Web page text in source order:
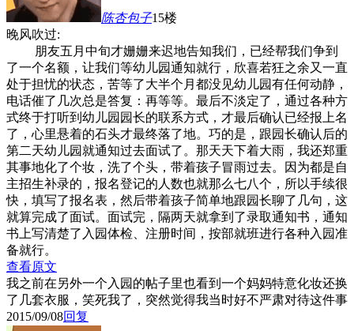
陈杏包子15楼
晚风吹过:
朋友五月中旬才姗姗来迟地告知我们，已经帮我们争到
了一个名额，让我们等幼儿园通知就行，欣喜若狂之余又一直
处于担忧的状态，苦等了大半个月都没见幼儿园有任何动静，
电话催了几次总是答复：再等等。最后不淡定了，通过各种方
式终于打听到幼儿园园长的联系方式，才最后确认已经报上名
了，心里悬着的石头才最终落了地。巧的是，跟园长确认后的
第二天幼儿园就通知过去面试了。那天天下着大雨，我还郑重
其事地化了个妆，洗了个头，带着孩子冒雨过去。因为都是自
主招生补录的，报名登记的人数也就那么七八个，所以手续很
快，填写了报名表，然后带着孩子简单地跟园长聊了几句，这
就算完成了面试。面试完，隔两天就拿到了录取通知书，通知
书上写清楚了入园体检、注册时间，按部就班进行各种入园准
备就行。
查看原文
我之前在另外一个入园的帖子里也看到一个妈妈特意化妆还换
了几套衣服，笑死我了，突然觉得我当时好不严肃对待这件事
2015/09/08回复